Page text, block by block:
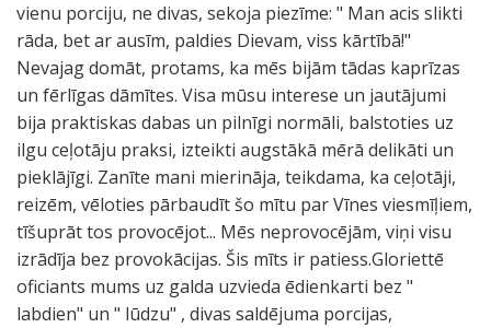
vienu porciju, ne divas, sekoja piezīme: " Man acis slikti
rāda, bet ar ausīm, paldies Dievam, viss kārtībā!"
Nevajag domāt, protams, ka mēs bijām tādas kaprīzas
un fērlīgas dāmītes. Visa mūsu interese un jautājumi
bija praktiskas dabas un pilnīgi normāli, balstoties uz
ilgu ceļotāju praksi, izteikti augstākā mērā delikāti un
pieklājīgi. Zanīte mani mierināja, teikdama, ka ceļotāji,
reizēm, vēloties pārbaudīt šo mītu par Vīnes viesmīļiem,
tīšuprāt tos provocējot... Mēs neprovocējām, viņi visu
izrādīja bez provokācijas. Šis mīts ir patiess.Gloriettē
oficiants mums uz galda uzvieda ēdienkarti bez "
labdien" un " lūdzu" , divas saldējuma porcijas,